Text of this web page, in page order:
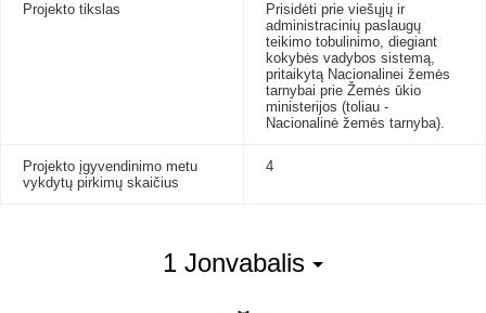
Projekto tikslas
Prisidėti prie viešųjų ir
administracinių paslaugų
teikimo tobulinimo, diegiant
kokybės vadybos sistemą,
pritaikytą Nacionalinei žemės
tarnybai prie Žemės ūkio
ministerijos (toliau -
Nacionalinė žemės tarnyba).
Projekto įgyvendinimo metu
vykdytų pirkimų skaičius
4
1 Jonvabalis